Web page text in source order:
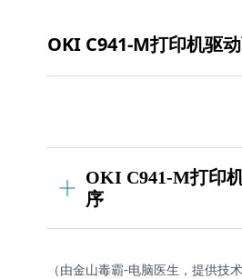
OKI C941-M打印机驱
OKI C941-M打印
序
（由金山毒霸-电脑医生，提供技术